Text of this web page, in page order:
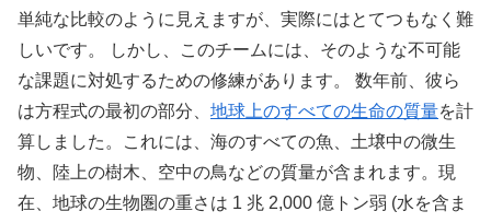
単純な比較のように見えますが、実際にはとてつもなく難
しいです。 しかし、このチームには、そのような不可能
な課題に対処するための修練があります。 数年前、彼ら
は方程式の最初の部分、 地球上のすべての生命の質量を計
算しました。これには、海のすべての魚、土壌中の微生
物、陸上の樹木、空中の鳥などの質量が含まれます。現
在、地球の生物圏の重さは 1 兆 2,000 億トン弱 (水を含ま